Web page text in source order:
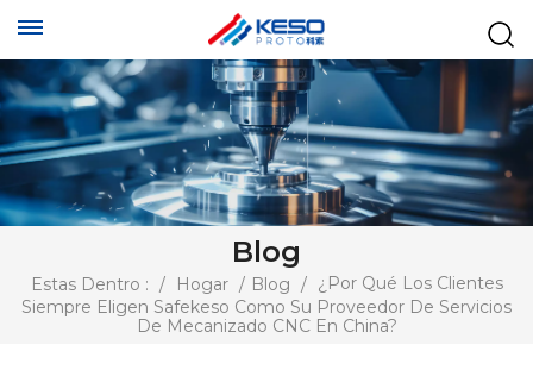
Blog
Estas Dentro : / Hogar / Blog / ¿Por Qué Los Clientes
Siempre Eligen Safekeso Como Su Proveedor De Servicios
De Mecanizado CNC En China?